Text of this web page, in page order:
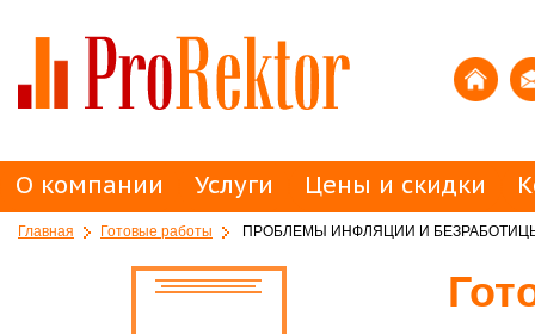
О компании Услуги Цены и скидки
Главная Готовые работы ПРОБЛЕМЫ ИНФЛЯЦИИ И